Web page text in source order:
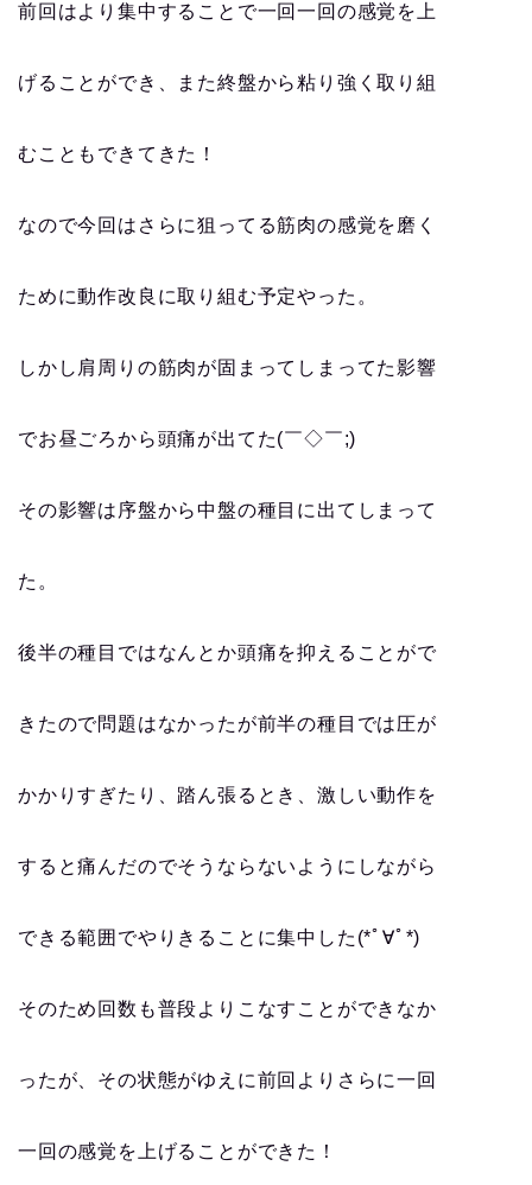
前回はより集中することで一回一回の感覚を上
げることができ、また終盤から粘り強く取り組
むこともできてきた！
なので今回はさらに狙ってる筋肉の感覚を磨く
ために動作改良に取り組む予定やった。
しかし肩周りの筋肉が固まってしまってた影響
でお昼ごろから頭痛が出てた(￣◇￣;)
その影響は序盤から中盤の種目に出てしまって
た。
後半の種目ではなんとか頭痛を抑えることがで
きたので問題はなかったが前半の種目では圧が
かかりすぎたり、踏ん張るとき、激しい動作を
すると痛んだのでそうならないようにしながら
できる範囲でやりきることに集中した(*ﾟ∀ﾟ*)
そのため回数も普段よりこなすことができなか
ったが、その状態がゆえに前回よりさらに一回
一回の感覚を上げることができた！